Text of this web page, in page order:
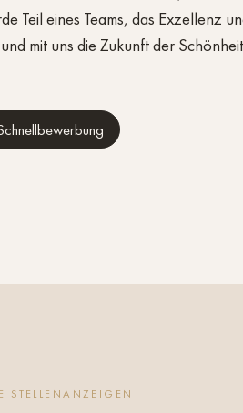
Teil eines Teams, das Exzellenz
mit uns die Zukunft der
STELLENANZEIGEN